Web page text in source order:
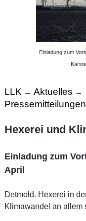
Einladung zum
LLK → Aktuelles →
Pressemitteilungen
Hexerei und
Einladung zum
April
Detmold. Hexerei in
Klimawandel an allem